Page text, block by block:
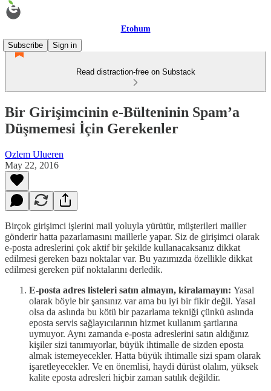
Etohum
Subscribe
Sign in
Read distraction-free on Substack
Bir Girişimcinin e-Bülteninin Spam’a
Düşmemesi İçin Gerekenler
Ozlem Ulueren
May 22, 2016
Birçok girişimci işlerini mail yoluyla yürütür, müşterileri mailler
gönderir hatta pazarlamasını maillerle yapar. Siz de girişimci olarak
e-posta adreslerini çok aktif bir şekilde kullanacaksanız dikkat
edilmesi gereken bazı noktalar var. Bu yazımızda özellikle dikkat
edilmesi gereken püf noktalarını derledik.
E-posta adres listeleri satın almayın, kiralamayın: Yasal
olarak böyle bir şansınız var ama bu iyi bir fikir değil. Yasal
olsa da aslında bu kötü bir pazarlama tekniği çünkü aslında
eposta servis sağlayıcılarının hizmet kullanım şartlarına
uymuyor. Aynı zamanda e-posta adreslerini satın aldığınız
kişiler sizi tanımıyorlar, büyük ihtimalle de sizden eposta
almak istemeyecekler. Hatta büyük ihtimalle sizi spam olarak
işaretleyecekler. Ve en önemlisi, haydi dürüst olalım, yüksek
kalite eposta adresleri hiçbir zaman satılık değildir.